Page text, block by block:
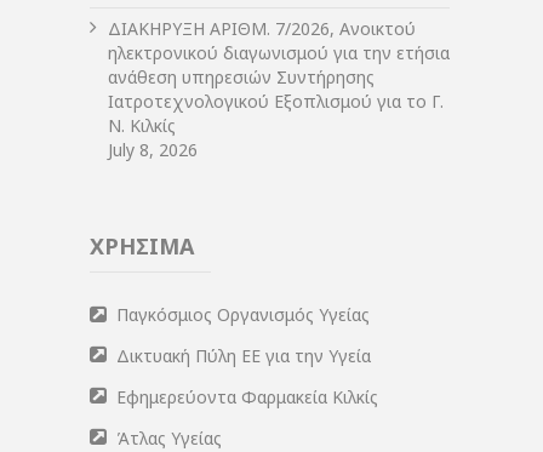
ΔIΑΚΗΡΥΞΗ ΑΡIΘΜ. 7/2026, Ανοικτού
ηλεκτρονικού διαγωνισμού για την ετήσια
ανάθεση υπηρεσιών Συντήρησης
Ιατροτεχνολογικού Εξοπλισμού για το Γ.
Ν. Κιλκίς
July 8, 2026
ΧΡΗΣΙΜΑ
Παγκόσμιος Οργανισμός Υγείας
Δικτυακή Πύλη ΕΕ για την Υγεία
Εφημερεύοντα Φαρμακεία Κιλκίς
Άτλας Υγείας